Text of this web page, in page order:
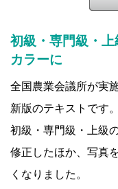
初級・専門級・
カラーに
全国農業会議所が実
新版のテキストです。
初級・専門級・上級
修正したほか、写真
くなりました。